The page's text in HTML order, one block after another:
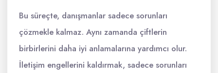
Bu süreçte, danışmanlar sadece sorunları
çözmekle kalmaz. Aynı zamanda çiftlerin
birbirlerini daha iyi anlamalarına yardımcı olur.
İletişim engellerini kaldırmak, sadece sorunları